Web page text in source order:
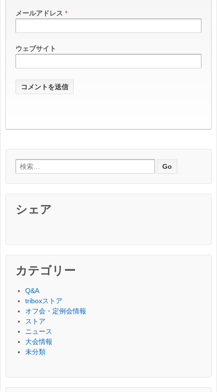
メールアドレス *
ウェブサイト
検索:
シェア
カテゴリー
Q&A
triboxストア
オフ会・定例会情報
ストア
ニュース
大会情報
未分類